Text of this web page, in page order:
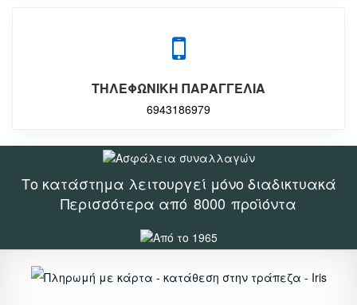
ΤΗΛΕΦΩΝΙΚΗ ΠΑΡΑΓΓΕΛΙΑ
6943186979
Το κατάστημα λειτουργεί μόνο διαδικτυακά
Περισσότερα από 8000 προϊόντα